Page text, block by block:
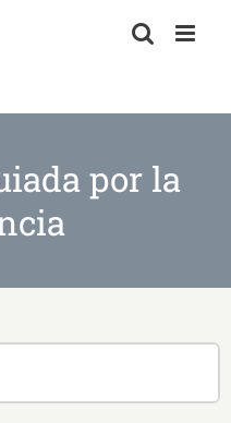
por la